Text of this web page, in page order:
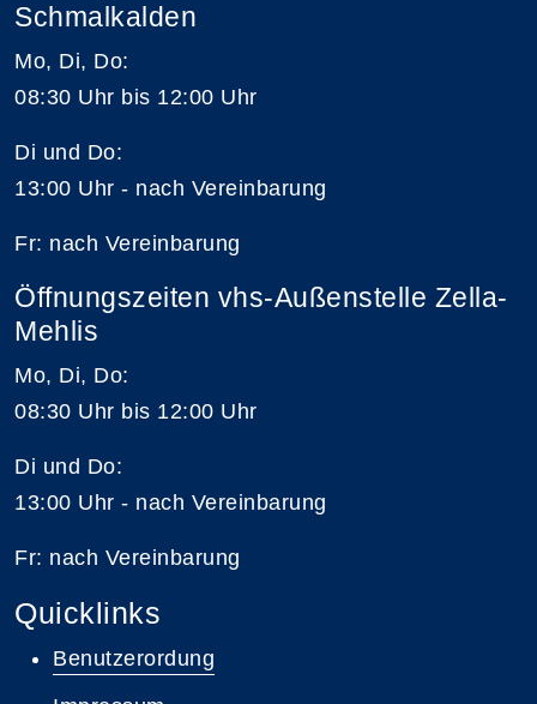
Schmalkalden
Mo, Di, Do:
08:30 Uhr bis 12:00 Uhr
Di und Do:
13:00 Uhr - nach Vereinbarung
Fr: nach Vereinbarung
Öffnungszeiten vhs-Außenstelle Zella-
Mehlis
Mo, Di, Do:
08:30 Uhr bis 12:00 Uhr
Di und Do:
13:00 Uhr - nach Vereinbarung
Fr: nach Vereinbarung
Quicklinks
Benutzerordung